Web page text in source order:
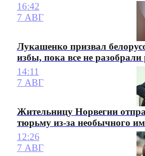
16:42
7 АВГ
Лукашенко призвал
избы, пока все не разобрали
14:11
7 АВГ
Жительницу Норвегии
тюрьму из-за необычного
12:26
7 АВГ